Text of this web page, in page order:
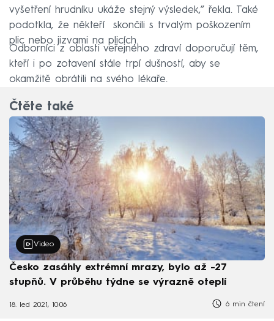
vyšetření hrudníku ukáže stejný výsledek,” řekla. Také
podotkla, že někteří skončili s trvalým poškozením
plic nebo jizvami na plicích.
Odborníci z oblasti veřejného zdraví doporučují těm,
kteří i po zotavení stále trpí dušností, aby se
okamžitě obrátili na svého lékaře.
Čtěte také
Video
Česko zasáhly extrémní mrazy, bylo až -27
stupňů. V průběhu týdne se výrazně oteplí
18. led 2021, 10:06 6 min čtení